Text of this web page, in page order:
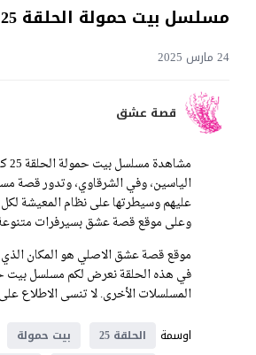
مسلسل بيت حمولة الحلقة 25
24 مارس 2025
قصة عشق
الياسين، وفي الشرقاوي، وتدور قصة
وعلى موقع قصة عشق بسيرفرات
موقع قصة عشق الاصلي هو المكان الذي
المسلسلات الأخرى. لا تنسى الاطلاع
اوسمة
الحلقة 25 بيت حمولة